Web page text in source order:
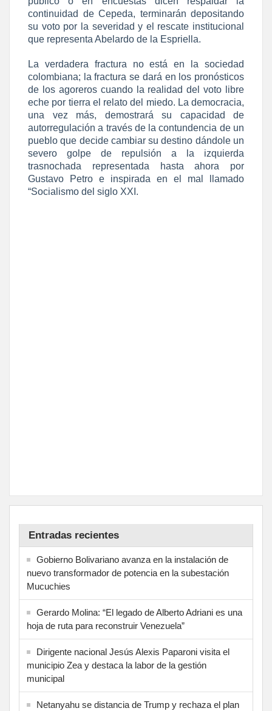
continuidad de Cepeda, terminarán depositando
su voto por la severidad y el rescate institucional
que representa Abelardo de la Espriella.
La verdadera fractura no está en la sociedad
colombiana; la fractura se dará en los pronósticos
de los agoreros cuando la realidad del voto libre
eche por tierra el relato del miedo. La democracia,
una vez más, demostrará su capacidad de
autorregulación a través de la contundencia de un
pueblo que decide cambiar su destino dándole un
severo golpe de repulsión a la izquierda
trasnochada representada hasta ahora por
Gustavo Petro e inspirada en el mal llamado
“Socialismo del siglo XXI.
Entradas recientes
Gobierno Bolivariano avanza en la instalación de
nuevo transformador de potencia en la subestación
Mucuchies
Gerardo Molina: “El legado de Alberto Adriani es una
hoja de ruta para reconstruir Venezuela”
Dirigente nacional Jesús Alexis Paparoni visita el
municipio Zea y destaca la labor de la gestión
municipal
Netanyahu se distancia de Trump y rechaza el plan